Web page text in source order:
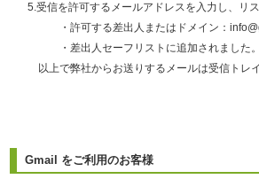
5.受信を許可するメールアドレスを入力し、リ
・許可する差出人またはドメイン：
・差出人セーフリストに追加されました。
以上で弊社からお送りするメールは受信トレ
Gmail をご利用のお客様